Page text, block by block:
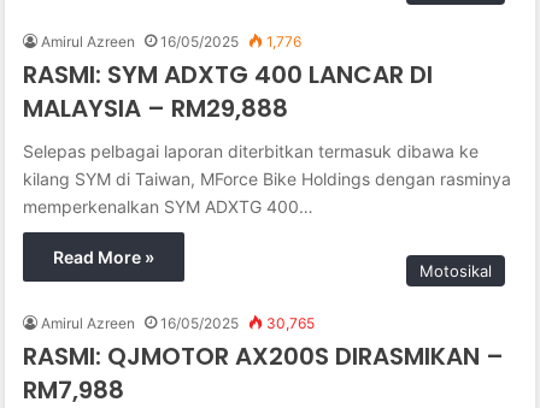
Amirul Azreen 16/05/2025 1,776
RASMI: SYM ADXTG 400 LANCAR DI
MALAYSIA – RM29,888
Selepas pelbagai laporan diterbitkan termasuk dibawa ke
kilang SYM di Taiwan, MForce Bike Holdings dengan rasminya
memperkenalkan SYM ADXTG 400…
Read More »
Motosikal
Amirul Azreen 16/05/2025 30,765
RASMI: QJMOTOR AX200S DIRASMIKAN –
RM7,988